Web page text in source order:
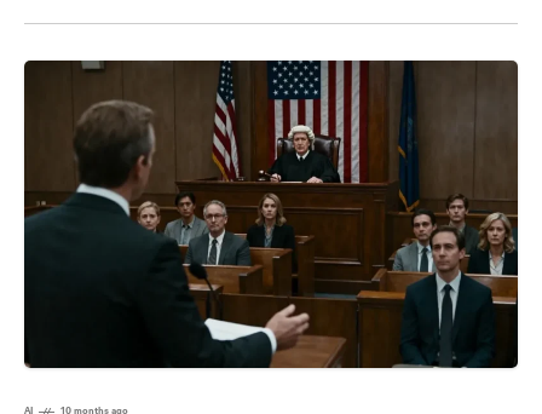
ราชบัญญัติบริการดิจิทัล (DSA) และพระราชบัญญัติตลาด
ดิจิทัล (DMA) ซึ่งจำกัดการแพร่กระจายเนื้อหาที่ผิด
กฎหมาย และป้องกันไม่ให้แพลตฟอร์มขนาดใหญ่อย่าง
Google, Amazon และ Meta ขยายอำนาจเกินขอบเขต ซึ่ง
การละเมิดกฎเหล่านี้จะมีค่าปรับมหาศาล แน่นอนว่า
กฎหมายทั้งสองฉบับนี้ต่างก็สร้างความขัดแย้งกับบริษัท
เทคโนโลยี รวมถึงฝ่ายการเมืองของสหรัฐฯ หลังจากที่
รัฐสภาและคณะมนตรีใช้เวลาพิจารณากฎใหม่ใหม่เป็นเวลา
AI 10 months ago